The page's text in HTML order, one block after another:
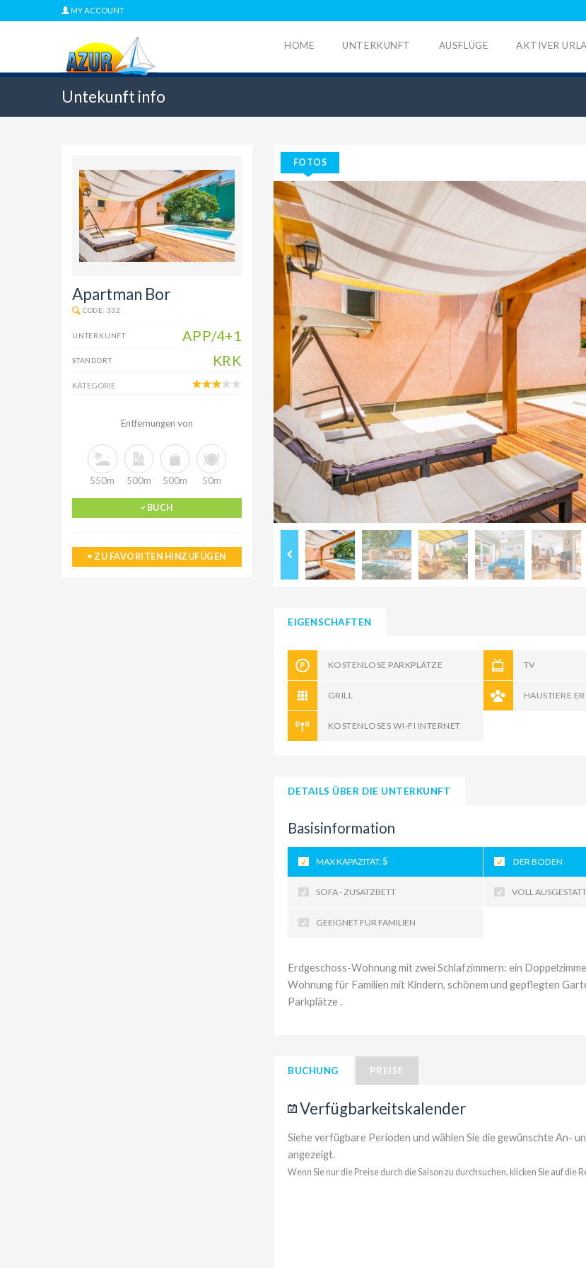
MY ACCOUNT
HOME UNTERKUNFT AUSFLÜGE AKTIVER
Untekunft info
Apartman Bor
CODE: 332
UNTERKUNFT APP/4+1
STANDORT KRK
KATEGORIE
Entfernungen von
550m 500m 500m 50m
BUCH
ZU FAVORITEN HINZUFÜGEN
FOTOS
EIGENSCHAFTEN
KOSTENLOSE PARKPLÄTZE TV
GRILL HAUSTIERE
KOSTENLOSES WI-FI INTERNET
DETAILS ÜBER DIE UNTERKUNFT
Basisinformation
MAX KAPAZITÄT:5 DER BODEN
SOFA - ZUSATZBETT VOLL
GEEIGNET FÜR FAMILIEN
Erdgeschoss-Wohnung mit zwei Schlafzimmern: ein
Wohnung für Familien mit Kindern, schönem und gepflegten
Parkplätze .
BUCHUNG PREISE
Verfügbarkeitskalender
Siehe verfügbare Perioden und wählen Sie die gewünschte An-
angezeigt.
Wenn Sie nur die Preise durch die Saison zu durchsuchen, klicken Sie auf die